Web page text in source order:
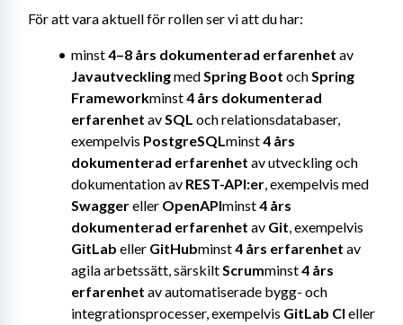
För att vara aktuell för rollen ser vi att du har:
minst 4–8 års dokumenterad erfarenhet
av
Javautveckling med Spring Boot och Spring
Frameworkminst 4 års dokumenterad
erfarenhet av SQL och relationsdatabaser,
exempelvis PostgreSQLminst 4 års
dokumenterad erfarenhet av utveckling och
dokumentation av REST-API:er
Swagger eller OpenAPIminst 4 års
dokumenterad erfarenhet av Git
GitLab eller GitHubminst 4 års erfarenhet av
agila arbetssätt, särskilt Scrumminst 4 års
erfarenhet av automatiserade bygg- och
integrationsprocesser, exempelvis GitLab CI